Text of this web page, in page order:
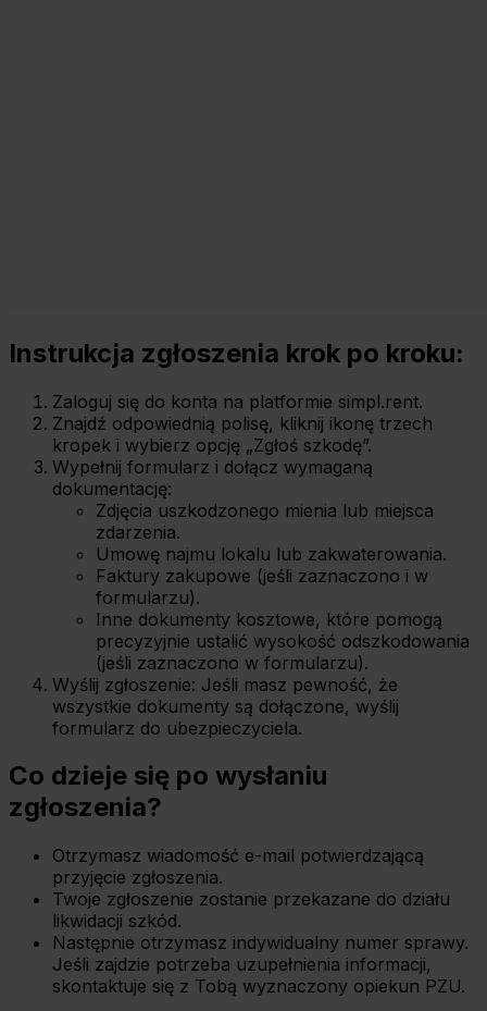
Instrukcja zgłoszenia krok po kroku:
Zaloguj się do konta na platformie simpl.rent.
Znajdź odpowiednią polisę, kliknij ikonę trzech
kropek i wybierz opcję „Zgłoś szkodę”.
Wypełnij formularz i dołącz wymaganą
dokumentację:
Zdjęcia uszkodzonego mienia lub miejsca
zdarzenia.
Umowę najmu lokalu lub zakwaterowania.
Faktury zakupowe (jeśli zaznaczono i w
formularzu).
Inne dokumenty kosztowe, które pomogą
precyzyjnie ustalić wysokość odszkodowania
(jeśli zaznaczono w formularzu).
Wyślij zgłoszenie: Jeśli masz pewność, że
wszystkie dokumenty są dołączone, wyślij
formularz do ubezpieczyciela.
Co dzieje się po wysłaniu
zgłoszenia?
Otrzymasz wiadomość e-mail potwierdzającą
przyjęcie zgłoszenia.
Twoje zgłoszenie zostanie przekazane do działu
likwidacji szkód.
Następnie otrzymasz indywidualny numer sprawy.
Jeśli zajdzie potrzeba uzupełnienia informacji,
skontaktuje się z Tobą wyznaczony opiekun PZU.